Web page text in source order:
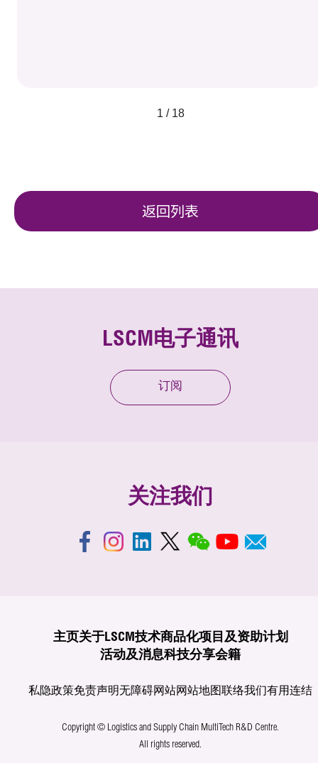
1 / 18
返回列表
LSCM电子通讯
订阅
关注我们
主页关于LSCM技术商品化项目及资助计划
活动及消息科技分享会籍
私隐政策免责声明无障碍网站网站地图联络我们有用连结
Copyright © Logistics and Supply Chain MultiTech R&D Centre.
All rights reserved.